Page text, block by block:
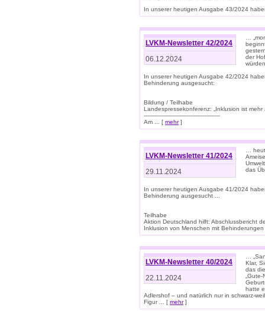
In unserer heutigen Ausgabe 43/2024
LVKM-Newsletter 42/2024
06.12.2024
…
der
In unserer heutigen Ausgabe 42/2024
Behinderung ausgesucht:
Bildung / Teilhabe
Landespressekonferenz: „Inklusion ist mehr
-------------------------------------------
Am ... [ mehr]
LVKM-Newsletter 41/2024
29.11.2024
…
das
In unserer heutigen Ausgabe 41/2024
Behinderung ausgesucht ...
Teilhabe
Aktion Deutschland hilft: Abschlussbericht
Inklusion von Menschen mit
LVKM-Newsletter 40/2024
22.11.2024
…
Klar,
das
hatte
Adlershof – und natürlich nur in schwarz-
Figur ... [ mehr]